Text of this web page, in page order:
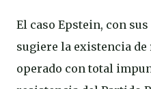
El caso Epstein, con
sugiere la existencia de
operado con total